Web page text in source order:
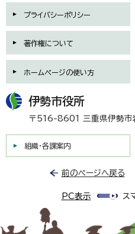
プライバシーポリシー
著作権について
ホームページの使い方
伊勢市役所
〒516-8601 三重県伊勢市
組織・各課案内
前のページへ戻る
PC表示 ス